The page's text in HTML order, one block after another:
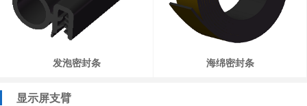
发泡密封条 海绵密封条
显示屏支臂